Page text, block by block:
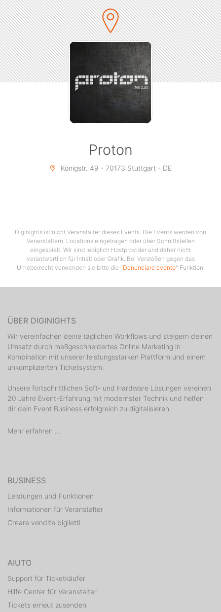
▩ Lasershow
▩ CO2 Kanone
▩ Welcome Shot von 22:00 bis 23:00 Uhr
▔▔▔▔▔▔▔▔▔▔▔▔▔▔▔▔▔▔▔▔▔▔▔▔▔▔▔▔▔▔▔
◢ EINLASS:
》 Alter: 18+
》 Bei der Personenkontrolle ist ein Lichtbildausweis (z.
B. Ausweis, Reisepass, Führerschein) zwingend
erforderlich. Kein Ausweis, kein Einlass.
》 Online-Tickets garantieren euch keinen 100%tigen
Eintritt. Das Management behält sich weiterhin das
besondere Atmosphäre, die das Proton geschaffen hat,
gefährden könnten. Dazu gehören Menschen, deren
》 Website:https://protontheclub.de
》 Instagram:
https://www.instagram.com/protontheclub
》 TikTok: https://www.tiktok.com/@proton.the.club
Proton
Königstr. 49 - 70173 Stuttgart - DE
Diginights ist nicht Veranstalter dieses Events. Die Events werden von
Veranstaltern, Locations eingetragen oder über Schnittstellen
eingespielt. Wir sind lediglich Hostprovider und daher nicht
verantwortlich für Inhalt oder Grafik. Bei Verstößen gegen das
Urheberrecht verwenden sie bitte die "Denunciare evento" Funktion.
ÜBER DIGINIGHTS
Wir vereinfachen deine täglichen Workflows und steigern deinen
Umsatz durch maßgeschneidertes Online Marketing in
Kombination mit unserer leistungsstarken Plattform und einem
unkomplizierten Ticketsystem.
Unsere fortschrittlichen Soft- und Hardware Lösungen vereinen
20 Jahre Event-Erfahrung mit modernster Technik und helfen
dir dein Event Business erfolgreich zu digitalisieren.
Mehr erfahren ...
BUSINESS
Leistungen und Funktionen
Informationen für Veranstalter
Creare vendita biglietti
AIUTO
Support für Ticketkäufer
Hilfe Center für Veranstalter
Tickets erneut zusenden